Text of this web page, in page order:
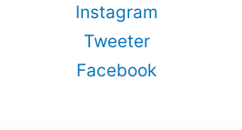
Instagram
Tweeter
Facebook